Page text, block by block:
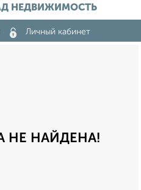
НЕДВИЖИМОСТЬ
Личный кабинет
НЕ НАЙДЕНА!